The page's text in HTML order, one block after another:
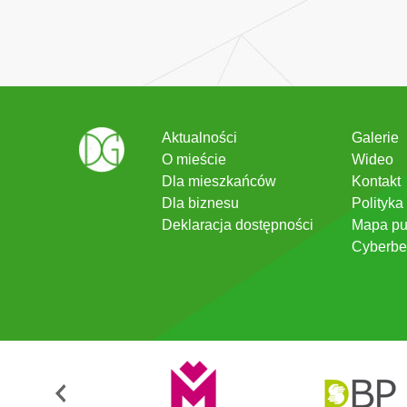
Aktualności
O mieście
Dla mieszkańców
Dla biznesu
Deklaracja dostępności
Galerie
Wideo
Kontakt
Mapa